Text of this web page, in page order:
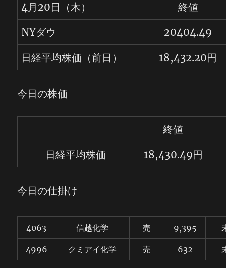
4月20日（木）
終値
NYダウ
20404.49
日経平均株価（前日）
18,432.20円
今日の株価
終値
日経平均株価
18,430.49円
今日の仕掛け
4063 信越化学 売 9,395
4996 クミアイ化学 売 632